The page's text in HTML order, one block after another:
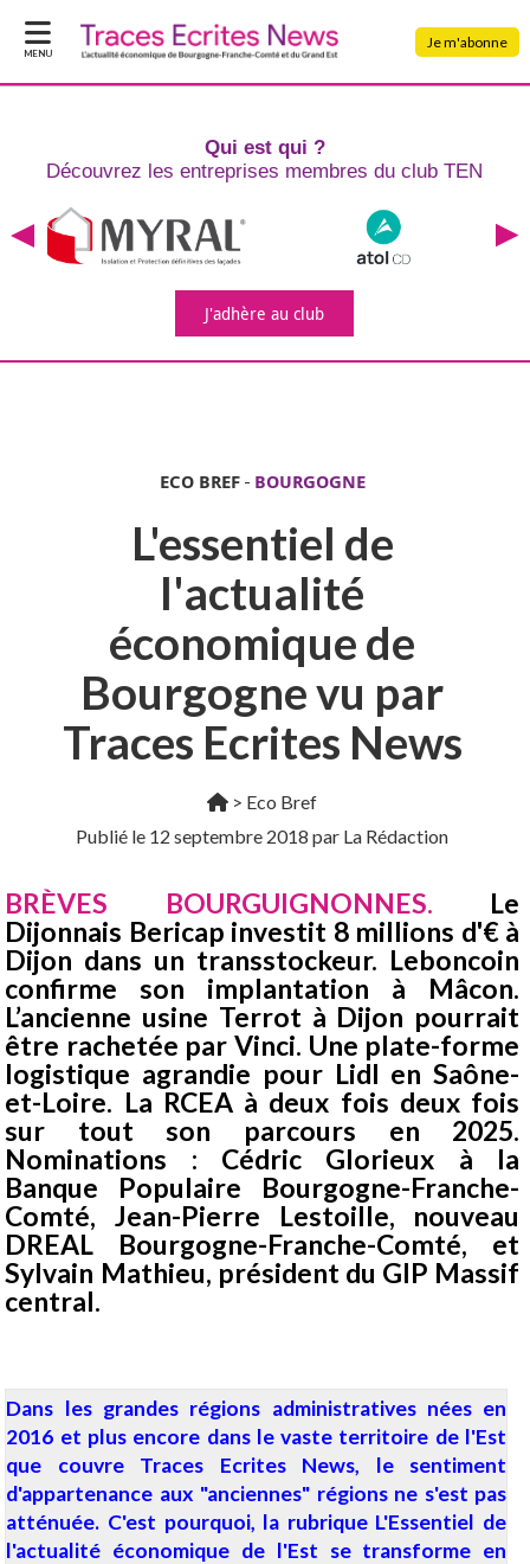
MENU
Je m'abonne
Qui est qui ?
Découvrez les entreprises membres du club TEN
J'adhèreau club
ECO BREF- BOURGOGNE
L'essentiel de
l'actualité
économique de
Bourgogne vu par
Traces Ecrites News
> Eco Bref
Publié le 12 septembre 2018 par La Rédaction
BRÈVES BOURGUIGNONNES.
Le
Dijonnais Bericap investit 8 millions d'€ à
Dijon dans un transstockeur. Leboncoin
confirme son implantation à Mâcon.
L’ancienne usine Terrot à Dijon pourrait
être rachetée par Vinci. Une plate-forme
logistique agrandie pour Lidl en Saône-
et-Loire. La RCEA à deux fois deux fois
sur tout son parcours en 2025.
Nominations : Cédric Glorieux à la
Banque Populaire Bourgogne-Franche-
Comté, Jean-Pierre Lestoille, nouveau
DREAL Bourgogne-Franche-Comté, et
Sylvain Mathieu, président du GIP Massif
central.
Dans les grandes régions administratives nées en
2016 et plus encore dans le vaste territoire de l'Est
que couvre Traces Ecrites News, le sentiment
d'appartenance aux "anciennes" régions ne s'est pas
atténuée. C'est pourquoi, la rubrique L'Essentiel de
l'actualité économique de l'Est se transforme en